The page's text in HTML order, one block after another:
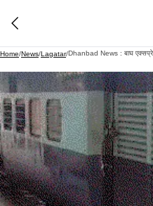
Home/News/Lagatar/